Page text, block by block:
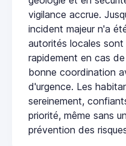
vigilance accrue.
incident majeur n'a
autorités locales
rapidement en cas
bonne coordination
d'urgence. Les
sereinement,
priorité, même sans
prévention des